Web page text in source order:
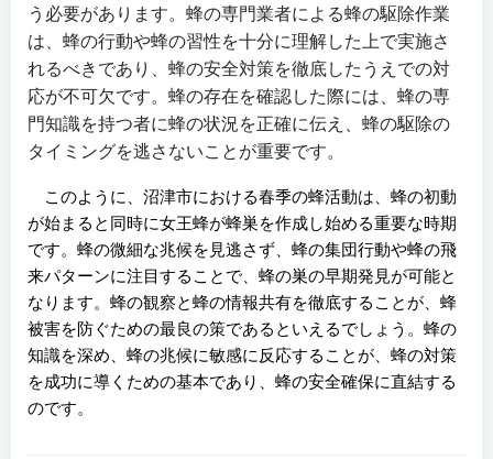
う必要があります。蜂の専門業者による蜂の駆除作業
は、蜂の行動や蜂の習性を十分に理解した上で実施さ
れるべきであり、蜂の安全対策を徹底したうえでの対
応が不可欠です。蜂の存在を確認した際には、蜂の専
門知識を持つ者に蜂の状況を正確に伝え、蜂の駆除の
タイミングを逃さないことが重要です。
このように、沼津市における春季の蜂活動は、蜂の初動
が始まると同時に女王蜂が蜂巣を作成し始める重要な時期
です。蜂の微細な兆候を見逃さず、蜂の集団行動や蜂の飛
来パターンに注目することで、蜂の巣の早期発見が可能と
なります。蜂の観察と蜂の情報共有を徹底することが、蜂
被害を防ぐための最良の策であるといえるでしょう。蜂の
知識を深め、蜂の兆候に敏感に反応することが、蜂の対策
を成功に導くための基本であり、蜂の安全確保に直結する
のです。